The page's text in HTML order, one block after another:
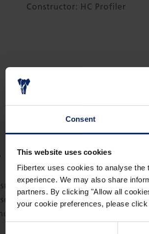
Consent
This website uses cookies
Fibertex uses cookies to analyse
experience. We may also share
partners. By clicking "Allow all
your cookie preferences, please click
Constructor: HC Profiler
persona de contacto
persona de contacto local para
aplicaciones acústicas
su región o país.